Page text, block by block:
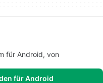
für Android, von
für Android